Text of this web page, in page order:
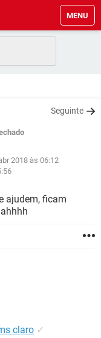
MENU
Seguinte
2018 às 06:12
ajudem, ficam
claro ✓